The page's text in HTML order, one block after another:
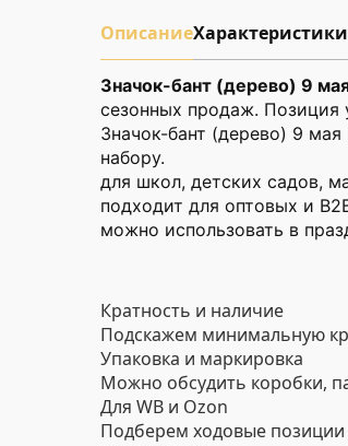
ОписаниеХарактеристики
Значок-бант (дерево) 9
сезонных продаж. Позиция
Значок-бант (дерево) 9
набору.
для школ, детских садов,
подходит для оптовых и
можно использовать в
Кратность и наличие
Подскажем минимальную
Упаковка и маркировка
Можно обсудить коробки,
Для WB и Ozon
Подберем ходовые позиции